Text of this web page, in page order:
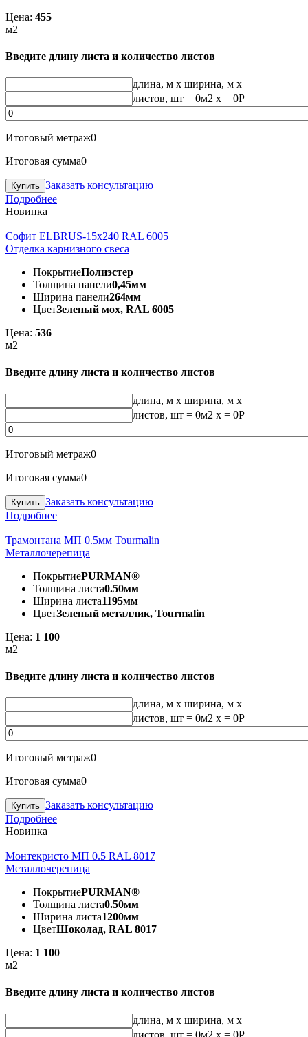
Цена: 455
м2
Введите длину листа и количество листов
длина, м x ширина, м x
листов, шт = 0м2 x = 0Р
Итоговый метраж0
Итоговая сумма0
Заказать консультацию
Подробнее
Новинка
Софит ELBRUS-15х240 RAL 6005
Отделка карнизного свеса
ПокрытиеПолиэстер
Толщина панели0,45мм
Ширина панели264мм
ЦветЗеленый мох, RAL 6005
Цена: 536
м2
Введите длину листа и количество листов
длина, м x ширина, м x
листов, шт = 0м2 x = 0Р
Итоговый метраж0
Итоговая сумма0
Заказать консультацию
Подробнее
Трамонтана МП 0.5мм Tourmalin
Металлочерепица
ПокрытиеPURMAN®
Толщина листа0.50мм
Ширина листа1195мм
ЦветЗеленый металлик, Tourmalin
Цена: 1 100
м2
Введите длину листа и количество листов
длина, м x ширина, м x
листов, шт = 0м2 x = 0Р
Итоговый метраж0
Итоговая сумма0
Заказать консультацию
Подробнее
Новинка
Монтекристо МП 0.5 RAL 8017
Металлочерепица
ПокрытиеPURMAN®
Толщина листа0.50мм
Ширина листа1200мм
ЦветШоколад, RAL 8017
Цена: 1 100
м2
Введите длину листа и количество листов
длина, м x ширина, м x
листов, шт = 0м2 x = 0Р